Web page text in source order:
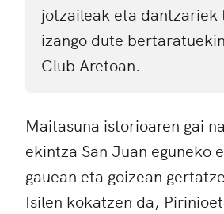
jotzaileak eta dantzariek
izango dute
Club Aretoan.
Maitasuna istorioaren gai
ekintza San Juan eguneko
gauean eta goizean
Isilen kokatzen da,